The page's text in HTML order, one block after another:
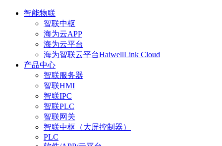
智能物联
智联中枢
海为云APP
海为云平台
海为智联云平台HaiwellLink Cloud
产品中心
智联服务器
智联HMI
智联IPC
智联PLC
智联网关
智联中枢（大屏控制器）
PLC